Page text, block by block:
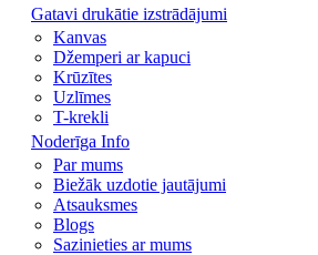
Gatavi drukātie izstrādājumi
Kanvas
Džemperi ar kapuci
Krūzītes
Uzlīmes
T-krekli
Noderīga Info
Par mums
Biežāk uzdotie jautājumi
Atsauksmes
Blogs
Sazinieties ar mums